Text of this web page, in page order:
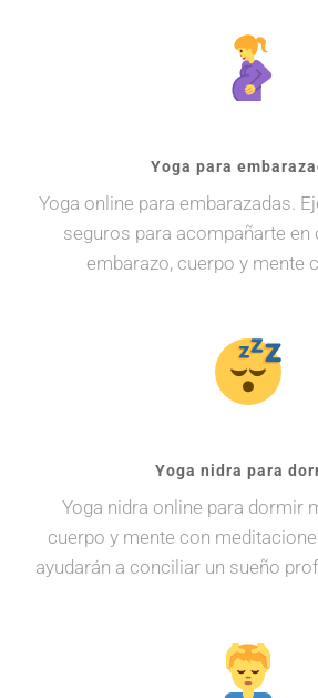
Yoga para
Yoga online para embarazadas.
seguros para acompañarte en
embarazo, cuerpo y mente
Yoga nidra para
Yoga nidra online para dormir
cuerpo y mente con
ayudarán a conciliar un sueño